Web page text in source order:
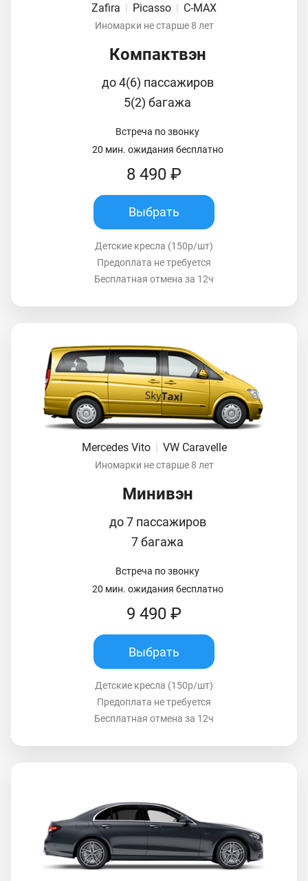
Zafira | Picasso | C-MAX
Иномарки не старше 8 лет
Компактвэн
до 4(6) пассажиров
5(2) багажа
Встреча по звонку
20 мин. ожидания бесплатно
8 490 ₽
Выбрать
Детские кресла (150р/шт)
Предоплата не требуется
Бесплатная отмена за 12ч
Mercedes Vito VW Caravelle
Иномарки не старше 8 лет
Минивэн
до 7 пассажиров
7 багажа
Встреча по звонку
20 мин. ожидания бесплатно
9 490 ₽
Выбрать
Детские кресла (150р/шт)
Предоплата не требуется
Бесплатная отмена за 12ч